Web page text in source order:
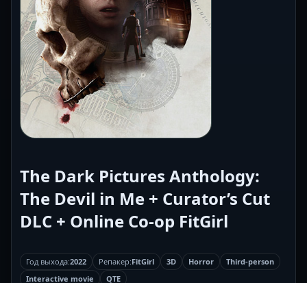
The Dark Pictures Anthology:
The Devil in Me + Curator’s Cut
DLC + Online Co-op FitGirl
Год выхода:2022 Репакер:FitGirl 3D Horror
Third-person
Interactive movie
QTE